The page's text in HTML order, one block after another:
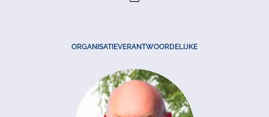
ORGANISATIEVERANTWOORDELIJKE